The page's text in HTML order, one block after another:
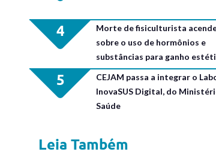
4
Morte de fisiculturista
sobre o uso de hormônios e
substâncias para ganho
5
CEJAM passa a integrar o
InovaSUS Digital, do
Saúde
Leia Também